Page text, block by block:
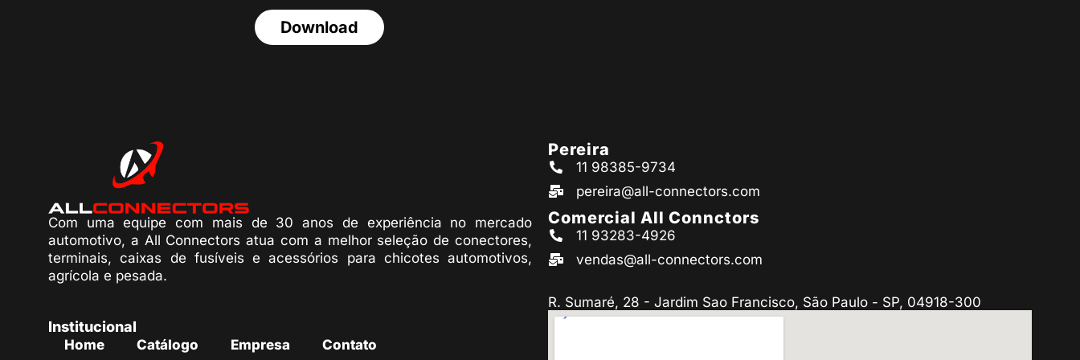
Download
Com uma equipe com mais de 30 anos de experiência no mercado
automotivo, a All Connectors atua com a melhor seleção de conectores,
terminais, caixas de fusíveis e acessórios para chicotes automotivos,
agrícola e pesada.
Institucional
Home Catálogo Empresa Contato
Pereira
11 98385-9734
pereira@all-connectors.com
Comercial All Connctors
11 93283-4926
vendas@all-connectors.com
R. Sumaré, 28 - Jardim Sao Francisco, São Paulo - SP, 04918-300